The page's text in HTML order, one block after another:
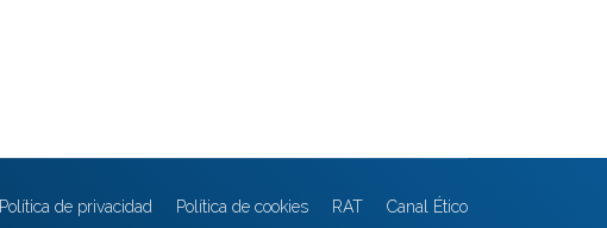
Política de privacidad Política de cookies RAT Canal Ético